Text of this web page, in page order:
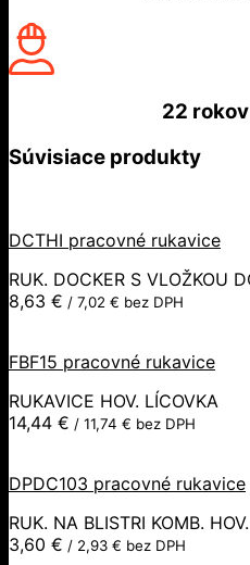
22 rokov
Súvisiace produkty
DCTHI pracovné rukavice
RUK. DOCKER S VLOŽKOU
8,63 € / 7,02 € bez DPH
FBF15 pracovné rukavice
RUKAVICE HOV. LÍCOVKA
14,44 € / 11,74 € bez DPH
DPDC103 pracovné rukavice
RUK. NA BLISTRI KOMB.
3,60 € / 2,93 € bez DPH